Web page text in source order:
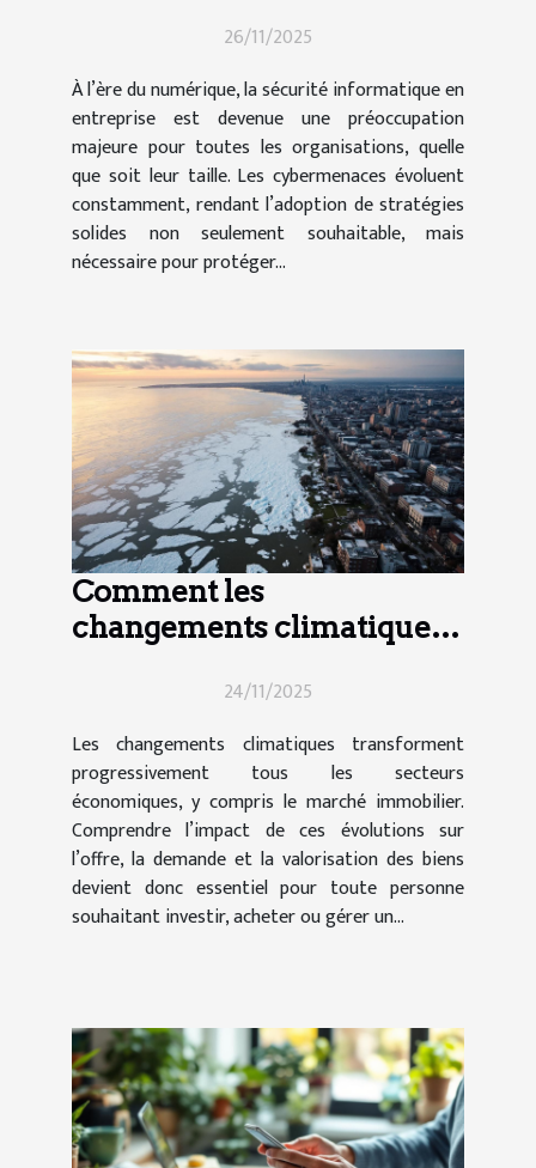
26/11/2025
À l’ère du numérique, la sécurité informatique en
entreprise est devenue une préoccupation
majeure pour toutes les organisations, quelle
que soit leur taille. Les cybermenaces évoluent
constamment, rendant l’adoption de stratégies
solides non seulement souhaitable, mais
nécessaire pour protéger...
Comment les
changements climatiques
immobilier ?24/11/2025
Les changements climatiques transforment
progressivement tous les secteurs
économiques, y compris le marché immobilier.
Comprendre l’impact de ces évolutions sur
l’offre, la demande et la valorisation des biens
devient donc essentiel pour toute personne
souhaitant investir, acheter ou gérer un...